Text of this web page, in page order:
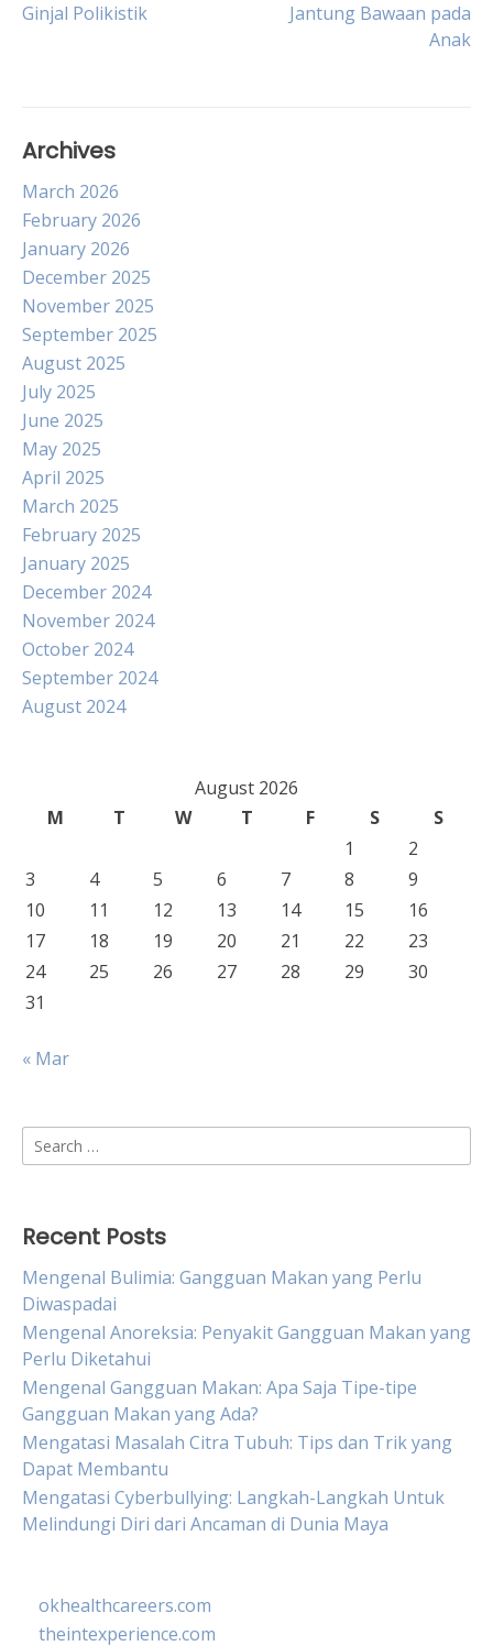
navigation
Ginjal Polikistik
Jantung Bawaan pada
Anak
Archives
March 2026
February 2026
January 2026
December 2025
November 2025
September 2025
August 2025
July 2025
June 2025
May 2025
April 2025
March 2025
February 2025
January 2025
December 2024
November 2024
October 2024
September 2024
August 2024
August 2026
M
T W T F S
S
1
2
3
4 5 6 7 8
9
10
11 12 13 14 15
16
17
18 19 20 21 22
23
24
25 26 27 28 29
30
31
« Mar
Search
for:
Recent Posts
Mengenal Bulimia: Gangguan Makan yang Perlu
Diwaspadai
Mengenal Anoreksia: Penyakit Gangguan Makan yang
Perlu Diketahui
Mengenal Gangguan Makan: Apa Saja Tipe-tipe
Gangguan Makan yang Ada?
Mengatasi Masalah Citra Tubuh: Tips dan Trik yang
Dapat Membantu
Mengatasi Cyberbullying: Langkah-Langkah Untuk
Melindungi Diri dari Ancaman di Dunia Maya
okhealthcareers.com
theintexperience.com